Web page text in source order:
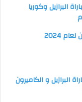
البرازيل وكوريا
2024
البرازيل و الكاميرون